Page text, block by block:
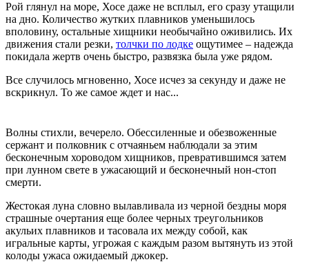
Рой глянул на море, Хосе даже не всплыл, его сразу утащили
на дно. Количество жутких плавников уменьшилось
вполовину, остальные хищники необычайно оживились. Их
движения стали резки, толчки по лодке ощутимее – надежда
покидала жертв очень быстро, развязка была уже рядом.
Все случилось мгновенно, Хосе исчез за секунду и даже не
вскрикнул. То же самое ждет и нас...
Волны стихли, вечерело. Обессиленные и обезвоженные
сержант и полковник с отчаяньем наблюдали за этим
бесконечным хороводом хищников, превратившимся затем
при лунном свете в ужасающий и бесконечный нон-стоп
смерти.
Жестокая луна словно вылавливала из черной бездны моря
страшные очертания еще более черных треугольников
акульих плавников и тасовала их между собой, как
игральные карты, угрожая с каждым разом вытянуть из этой
колоды ужаса ожидаемый джокер.